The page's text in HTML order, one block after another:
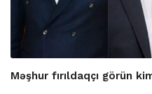
Məşhur fırıldaqçı görün